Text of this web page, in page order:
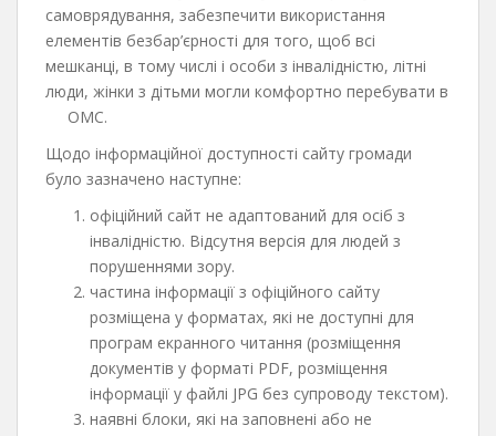
самоврядування, забезпечити використання
елементів безбар’єрності для того, щоб всі
мешканці, в тому числі і особи з інвалідністю, літні
люди, жінки з дітьми могли комфортно перебувати в
ОМС.
Щодо інформаційної доступності сайту громади
було зазначено наступне:
офіційний сайт не адаптований для осіб з
інвалідністю. Відсутня версія для людей з
порушеннями зору.
частина інформації з офіційного сайту
розміщена у форматах, які не доступні для
програм екранного читання (розміщення
документів у форматі PDF, розміщення
інформації у файлі JPG без супроводу текстом).
наявні блоки, які на заповнені або не